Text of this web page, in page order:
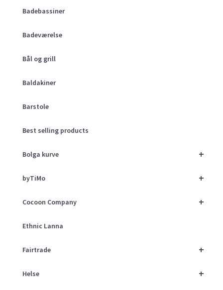
Badebassiner
Badeværelse
Bål og grill
Baldakiner
Barstole
Best selling products
+
Bolga kurve
+
byTiMo
+
Cocoon Company
Ethnic Lanna
+
Fairtrade
+
Helse